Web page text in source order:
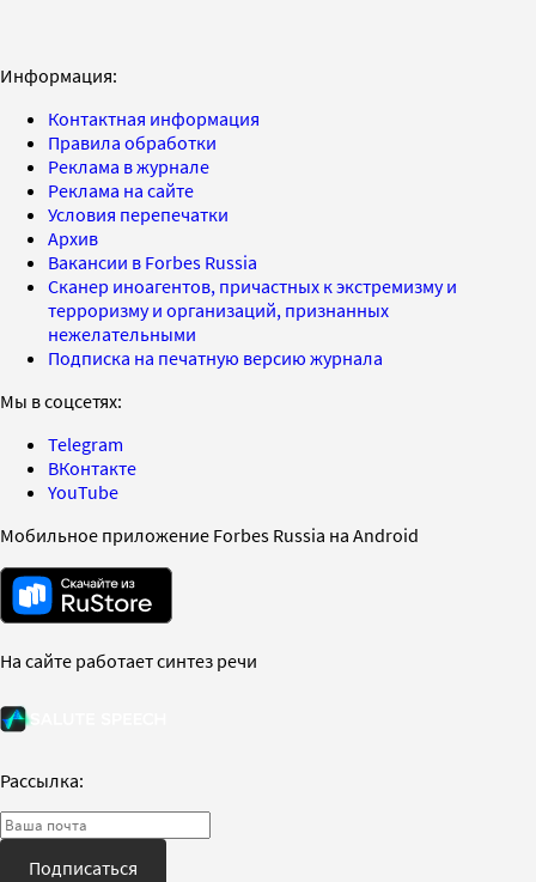
Информация:
Контактная информация
Правила обработки
Реклама в журнале
Реклама на сайте
Условия перепечатки
Архив
Вакансии в Forbes Russia
Сканер иноагентов, причастных к экстремизму и
терроризму и организаций, признанных
нежелательными
Подписка на печатную версию журнала
Мы в соцсетях:
Telegram
ВКонтакте
YouTube
Мобильное приложение Forbes Russia на Android
На сайте работает синтез речи
Рассылка:
Подписаться